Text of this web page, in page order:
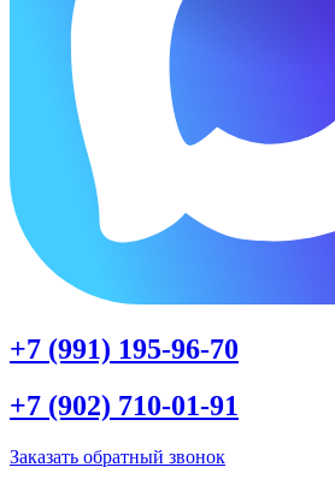
+7 (991) 195-96-70
+7 (902) 710-01-91
Заказать обратный звонок